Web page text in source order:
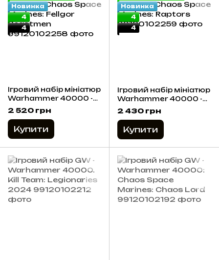
Новинка
4
4
Ігровий набір мініатюр
Warhammer 40000 -
Chaos Space Marines:
Fellgor Beastmen
2 520 грн
Купити
Новинка
4
4
Ігровий набір мініатюр
Warhammer 40000 -
Chaos Space Marines:
Raptors
2 430 грн
Купити